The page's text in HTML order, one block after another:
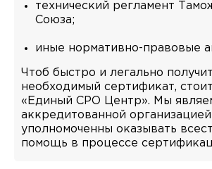
технический регламент
Союза;
иные нормативно-правовые
Чтоб быстро и легально
необходимый сертификат,
«Единый СРО Центр». Мы
аккредитованной
уполномоченны оказывать
помощь в процессе